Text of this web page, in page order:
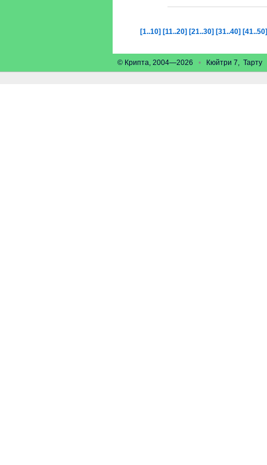
[1..10] [11..20] [21..30] [31..40] [41..50]
© Крипта, 2004—2026 • Кюйтри 7, Тарту